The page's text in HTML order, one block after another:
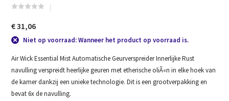
€ 31,06
Niet op voorraad: Wanneer het product op voorraad is.
Air Wick Essential Mist Automatische Geurverspreider Innerlijke Rust
navulling verspreidt heerlijke geuren met etherische oliÃ«n in elke hoek van
de kamer dankzij een unieke technologie. Dit is een grootverpakking en
bevat 6x de navulling.